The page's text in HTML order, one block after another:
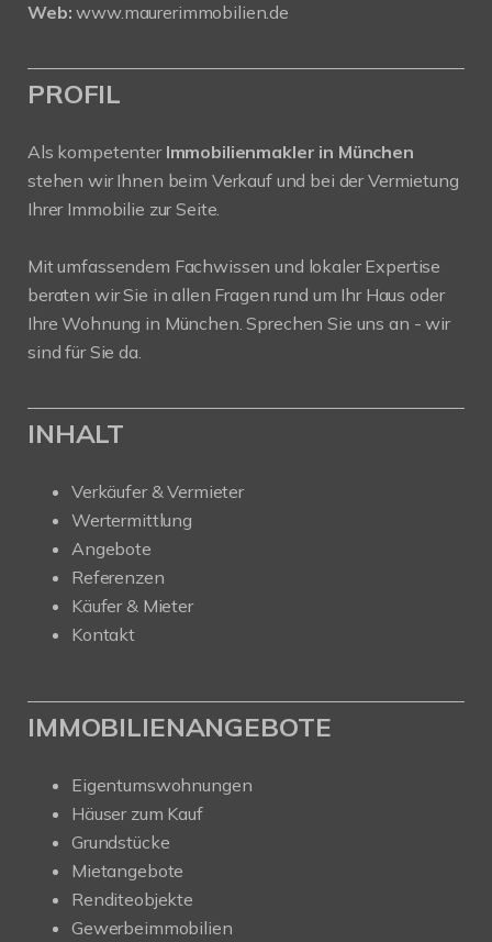
Web: www.maurerimmobilien.de
PROFIL
Als kompetenter Immobilienmakler in München
stehen wir Ihnen beim Verkauf und bei der Vermietung
Ihrer Immobilie zur Seite.
Mit umfassendem Fachwissen und lokaler Expertise
beraten wir Sie in allen Fragen rund um Ihr Haus oder
Ihre Wohnung in München. Sprechen Sie uns an - wir
sind für Sie da.
INHALT
Verkäufer & Vermieter
Wertermittlung
Angebote
Referenzen
Käufer & Mieter
Kontakt
IMMOBILIENANGEBOTE
Eigentumswohnungen
Häuser zum Kauf
Grundstücke
Mietangebote
Renditeobjekte
Gewerbeimmobilien